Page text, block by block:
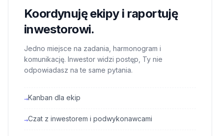
Koordynuję ekipy i raportuję
inwestorowi.
Jedno miejsce na zadania, harmonogram i
komunikację. Inwestor widzi postęp, Ty nie
odpowiadasz na te same pytania.
→Kanban dla ekip
→Czat z inwestorem i podwykonawcami